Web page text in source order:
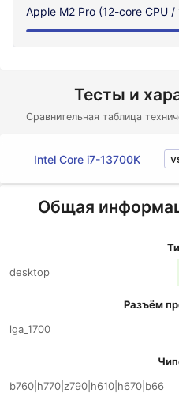
Apple M2 Pro (12-core CPU /
Тесты и
Сравнительная таблица
Intel Core i7-13700K
Общая
desktop
Разъём
lga_1700
b760|h770|z790|h610|h670|b66